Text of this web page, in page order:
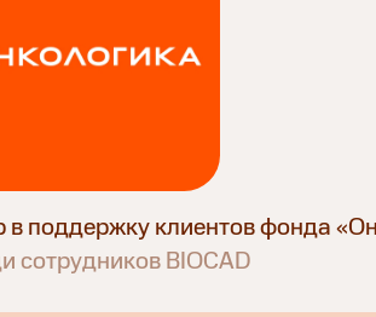
в поддержку клиентов фонда
сотрудников BIOCAD